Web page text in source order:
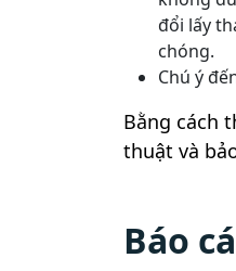
đổi lấy
chóng.
Chú ý
Bằng cách
thuật và
Báo